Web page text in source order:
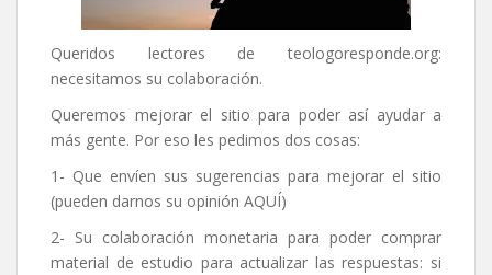
Queridos lectores de teologoresponde.org:
necesitamos su colaboración.
Queremos mejorar el sitio para poder así ayudar a
más gente. Por eso les pedimos dos cosas:
1- Que envíen sus sugerencias para mejorar el sitio
(pueden darnos su opinión AQUÍ)
2- Su colaboración monetaria para poder comprar
material de estudio para actualizar las respuestas: si